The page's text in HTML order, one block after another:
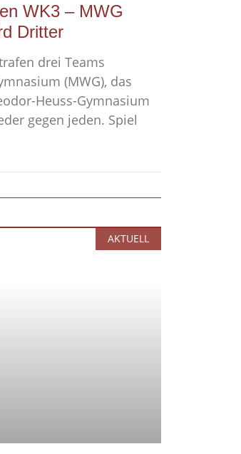
WK3 – MWG
Dritter
drei Teams
(MWG), das
Heuss-Gymnasium
gegen jeden. Spiel
AKTUELL